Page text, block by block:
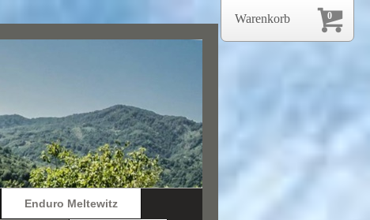
Enduro Meltewitz
0
Warenkorb